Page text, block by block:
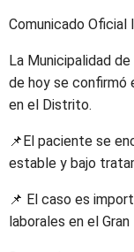
Comunicado Oficial
La Municipalidad
de hoy se confirmó
en el Distrito.
📌El paciente se
estable y bajo
📌 El caso es
laborales en el Gran